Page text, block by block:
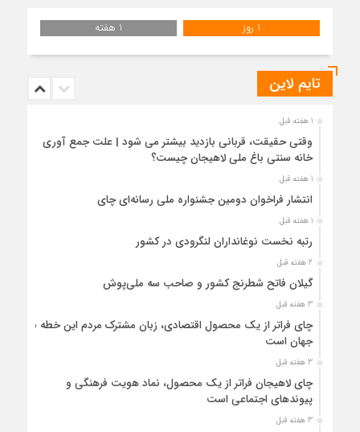
1 روز 1 هفته
تایم لاین
1 هفته قبل
وقتی حقیقت، قربانی بازدید بیشتر می شود | علت جمع آوری
خانه سنتی باغ ملی لاهیجان چیست؟
1 هفته قبل
انتشار فراخوان دومین جشنواره ملی رسانه‌ای چای
1 هفته قبل
رتبه نخست نوغانداران لنگرودی در کشور
2 هفته قبل
گیلان فاتح شطرنج کشور و صاحب سه ملی‌پوش
3 هفته قبل
چای فراتر از یک محصول اقتصادی، زبان مشترک مردم این خطه با
جهان است
3 هفته قبل
چای لاهیجان فراتر از یک محصول، نماد هویت فرهنگی و
پیوندهای اجتماعی است
3 هفته قبل